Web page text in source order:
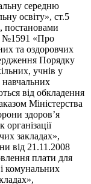
середню
освіту», ст.5
постановами
№1591 «Про
та оздоровчих
Порядку
учнів у
навчальних
від обкладення
Міністерства
здоров’я
закладах»,
від 21.11.2008
плати для
комунальних